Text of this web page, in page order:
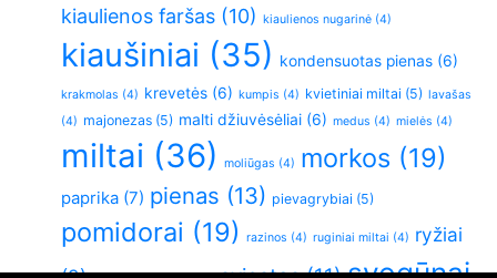
kiaulienos faršas (10) kiaulienos nugarinė (4)
kiaušiniai (35) kondensuotas pienas (6)
krakmolas (4) krevetės (6) kumpis (4) kvietiniai miltai (5) lavašas
(4) majonezas (5) malti džiuvėsėliai (6) medus (4) mielės (4)
miltai (36) moliūgas (4) morkos (19)
paprika (7) pienas (13) pievagrybiai (5)
pomidorai (19) razinos (4) ruginiai miltai (4) ryžiai